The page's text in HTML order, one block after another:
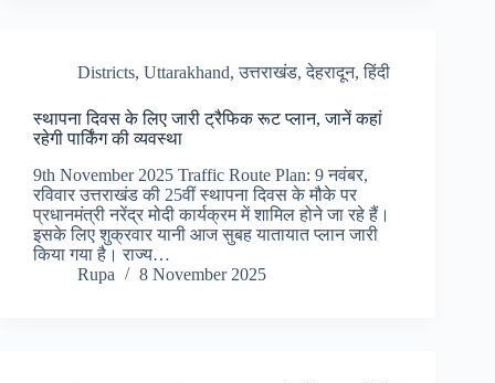
Districts, Uttarakhand,उत्तराखंड,देहरादून,हिंदी
स्थापना दिवस के लिए जारी ट्रैफिक रूट प्लान, जानें कहां
रहेगी पार्किंग की व्यवस्था
9th November 2025 Traffic Route Plan: 9 नवंबर,
रविवार उत्तराखंड की 25वीं स्थापना दिवस के मौके पर
प्रधानमंत्री नरेंद्र मोदी कार्यक्रम में शामिल होने जा रहे हैं।
इसके लिए शुक्रवार यानी आज सुबह यातायात प्लान जारी
किया गया है। राज्य…
Rupa
8 November 2025